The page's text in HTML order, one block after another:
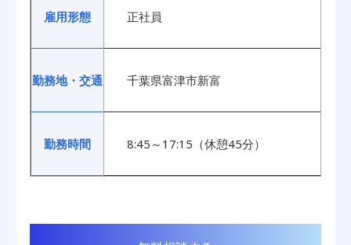
雇用形態 正社員
勤務地・交通 千葉県富津市新富
勤務時間 8:45～17:15（休憩45分）